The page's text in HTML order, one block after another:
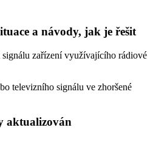
a návody, jak je řešit
zařízení využívajícího rádiové
televizního signálu ve zhoršené
aktualizován